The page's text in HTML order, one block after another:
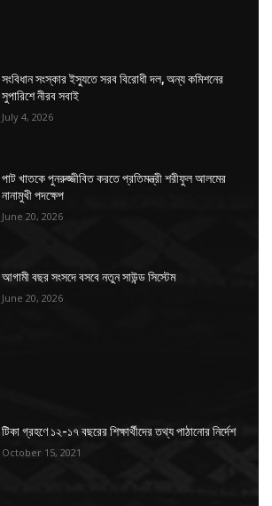
সংবিধান সংস্কার ইস্যুতে সরব বিরোধী দল, অন্য কমিশনের
সুপারিশে নীরব সবাই
July 4, 2026
পাট খাতকে পুনরুজ্জীবিত করতে প্রতিমন্ত্রী শরীফুল আলমের
নানামুখী পদক্ষেপ
June 20, 2026
আগামী বছর সংসদে বসবে নতুন সাউন্ড সিস্টেম
June 20, 2026
টিকা গ্রহণে ১২-১৭ বছরের শিক্ষার্থীদের তথ্য পাঠানোর নির্দেশ
October 15, 2021